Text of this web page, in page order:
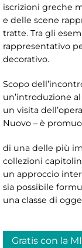
iscrizioni greche
e delle scene
tratte. Tra gli
rappresentativo
decorativo.
Scopo
un’introduzione
un visita
Nuovo – è
di una delle più
collezioni
un approccio
sia possibile
una classe di
Gratis con la